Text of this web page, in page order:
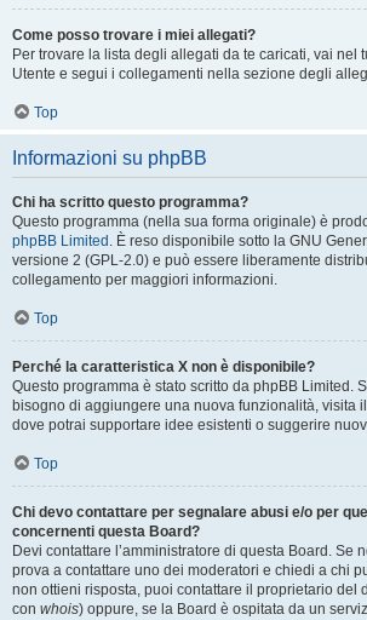
Come posso trovare i miei allegati?
Per trovare la lista degli allegati da te caricati, vai nel
Utente e segui i collegamenti nella sezione degli
Top
Informazioni su phpBB
Chi ha scritto questo programma?
Questo programma (nella sua forma originale) è
phpBB Limited . È reso disponibile sotto la GNU
versione 2 (GPL-2.0) e può essere liberamente
collegamento per maggiori informazioni.
Top
Perché la caratteristica X non è disponibile?
Questo programma è stato scritto da phpBB Limited.
bisogno di aggiungere una nuova funzionalità, visita il
dove potrai supportare idee esistenti o suggerire
Top
Chi devo contattare per segnalare abusi e/o per
concernenti questa Board?
Devi contattare l’amministratore di questa Board. Se
prova a contattare uno dei moderatori e chiedi a chi
non ottieni risposta, puoi contattare il proprietario del
con whois) oppure, se la Board è ospitata da un